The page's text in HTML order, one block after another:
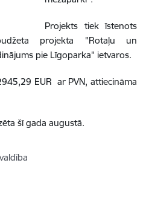
Projekts tiek īstenots
projekta "Rotaļu un
pie Līgoparka" ietvaros.
EUR ar PVN, attiecināma
šī gada augustā.